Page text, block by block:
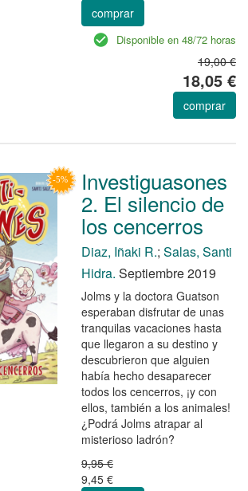
comprar
Disponible en 48/72 horas
19,00 €
18,05 €
comprar
Investiguasones
2. El silencio de
los cencerros
Diaz, Iñaki R.; Salas, Santi
Hidra. Septiembre 2019
Jolms y la doctora Guatson
esperaban disfrutar de unas
tranquilas vacaciones hasta
que llegaron a su destino y
descubrieron que alguien
había hecho desaparecer
todos los cencerros, ¡y con
ellos, también a los animales!
¿Podrá Jolms atrapar al
misterioso ladrón?
9,95 €
9,45 €